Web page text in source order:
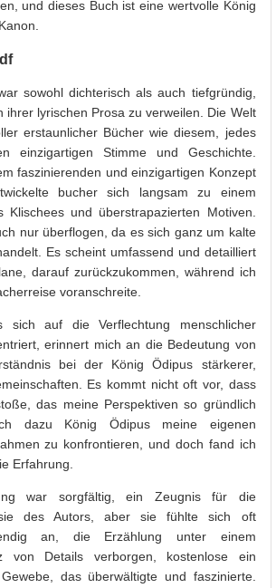
und dieses Buch ist eine wertvolle König
sowohl dichterisch als auch tiefgründig,
ihrer lyrischen Prosa zu verweilen. Die Welt
erstaunlicher Bücher wie diesem, jedes
einzigartigen Stimme und Geschichte.
faszinierenden und einzigartigen Konzept
bucher sich langsam zu einem
Klischees und überstrapazierten Motiven.
nur überflogen, da es sich ganz um kalte
Es scheint umfassend und detailliert
darauf zurückzukommen, während ich
voranschreite.
sich auf die Verflechtung menschlicher
erinnert mich an die Bedeutung von
bei der König Ödipus stärkerer,
Es kommt nicht oft vor, dass
das meine Perspektiven so gründlich
dazu König Ödipus meine eigenen
zu konfrontieren, und doch fand ich
Erfahrung.
war sorgfältig, ein Zeugnis für die
des Autors, aber sie fühlte sich oft
an, die Erzählung unter einem
von Details verborgen, kostenlose ein
das überwältigte und faszinierte.